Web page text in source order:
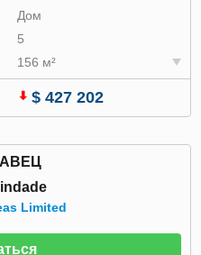
Дом
5
156 м²
$ 427 202
Limited